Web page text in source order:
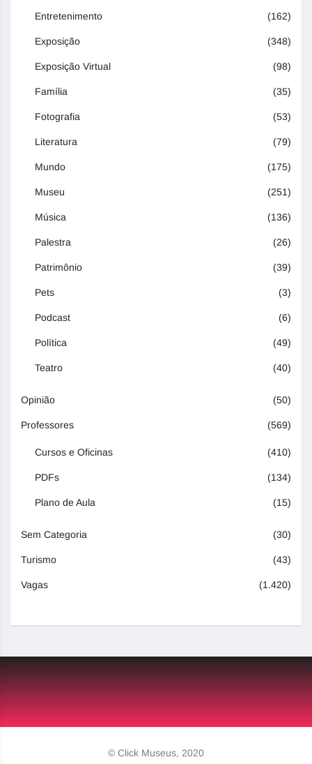
Entretenimento (162)
Exposição (348)
Exposição Virtual (98)
Família (35)
Fotografia (53)
Literatura (79)
Mundo (175)
Museu (251)
Música (136)
Palestra (26)
Patrimônio (39)
Pets (3)
Podcast (6)
Política (49)
Teatro (40)
Opinião (50)
Professores (569)
Cursos e Oficinas (410)
PDFs (134)
Plano de Aula (15)
Sem Categoria (30)
Turismo (43)
Vagas (1.420)
© Click Museus, 2020